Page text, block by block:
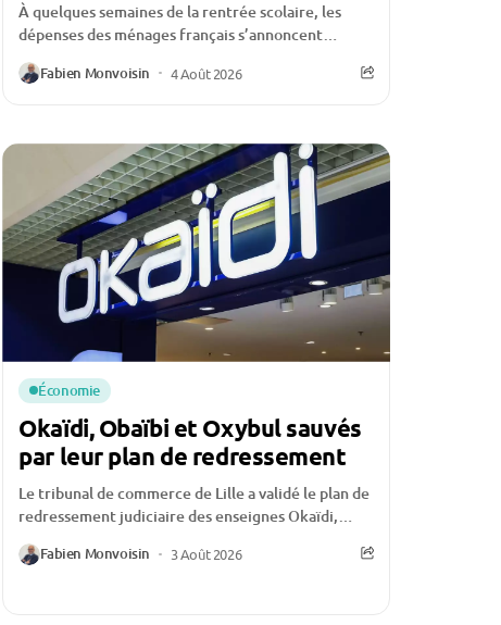
À quelques semaines de la rentrée scolaire, les
dépenses des ménages français s’annoncent
particulièrement élevées. Entre les fournitures,
les vêtements, les équipements numériques,...
Fabien Monvoisin 4 Août 2026
Économie
Okaïdi, Obaïbi et Oxybul sauvés
par leur plan de redressement
Le tribunal de commerce de Lille a validé le plan de
redressement judiciaire des enseignes Okaïdi,
Obaïbi et Oxybul, offrant ainsi un nouveau...
Fabien Monvoisin 3 Août 2026